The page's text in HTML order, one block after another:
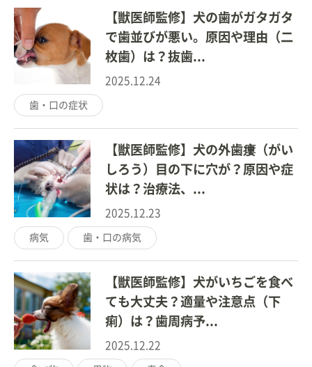
【獣医師監修】犬の歯がガタガタ
で歯並びが悪い。原因や理由（二
枚歯）は？抜歯...
2025.12.24
歯・口の症状
【獣医師監修】犬の外歯瘻（がい
しろう）目の下に穴が？原因や症
状は？治療法、...
2025.12.23
病気 歯・口の病気
【獣医師監修】犬がいちごを食べ
ても大丈夫？適量や注意点（下
痢）は？歯周病予...
2025.12.22